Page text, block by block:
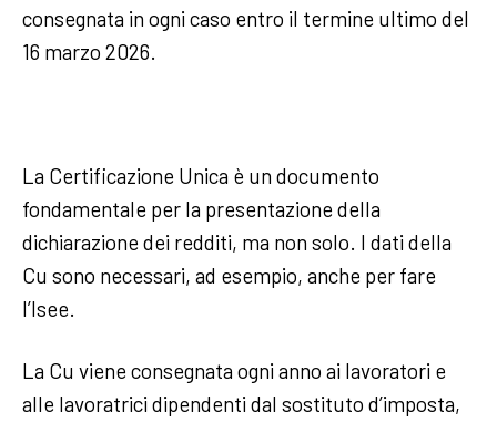
consegnata in ogni caso entro il termine ultimo del
16 marzo 2026.
La Certificazione Unica è un documento
fondamentale per la presentazione della
dichiarazione dei redditi, ma non solo. I dati della
Cu sono necessari, ad esempio, anche per fare
l’Isee.
La Cu viene consegnata ogni anno ai lavoratori e
alle lavoratrici dipendenti dal sostituto d’imposta,